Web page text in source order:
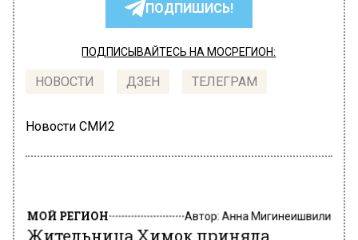
ПОДПИШИСЬ!
ПОДПИСЫВАЙТЕСЬ НА МОСРЕГИОН:
НОВОСТИ ДЗЕН ТЕЛЕГРАМ
Новости СМИ2
МОЙ РЕГИОН Автор: Анна Мигинеишвили
Жительница Химок приняла